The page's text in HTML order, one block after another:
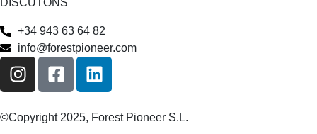
+34 943 63 64 82
info@forestpioneer.com
©Copyright 2025, Forest Pioneer S.L.